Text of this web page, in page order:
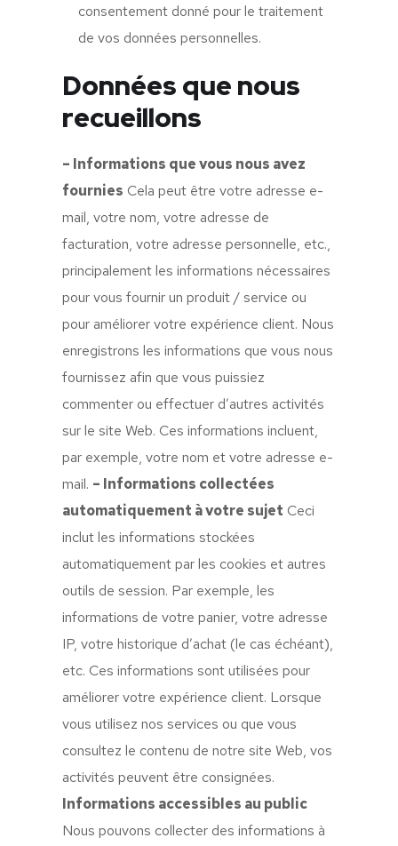
consentement donné pour le traitement
de vos données personnelles.
Données que nous
recueillons
– Informations que vous nous avez
fournies Cela peut être votre adresse e-
mail, votre nom, votre adresse de
facturation, votre adresse personnelle, etc.,
principalement les informations nécessaires
pour vous fournir un produit / service ou
pour améliorer votre expérience client. Nous
enregistrons les informations que vous nous
fournissez afin que vous puissiez
commenter ou effectuer d’autres activités
sur le site Web. Ces informations incluent,
par exemple, votre nom et votre adresse e-
mail. – Informations collectées
automatiquement à votre sujet Ceci
inclut les informations stockées
automatiquement par les cookies et autres
outils de session. Par exemple, les
informations de votre panier, votre adresse
IP, votre historique d’achat (le cas échéant),
etc. Ces informations sont utilisées pour
améliorer votre expérience client. Lorsque
vous utilisez nos services ou que vous
consultez le contenu de notre site Web, vos
activités peuvent être consignées.
Informations accessibles au public
Nous pouvons collecter des informations à